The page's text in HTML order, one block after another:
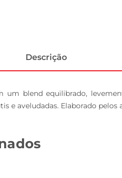
Descrição
um blend equilibrado,
e aveludadas. Elaborado pelos